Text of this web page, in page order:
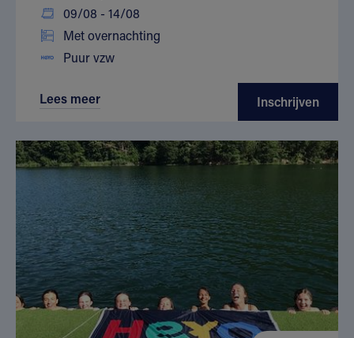
09/08 - 14/08
Met overnachting
Puur vzw
Lees meer Inschrijven